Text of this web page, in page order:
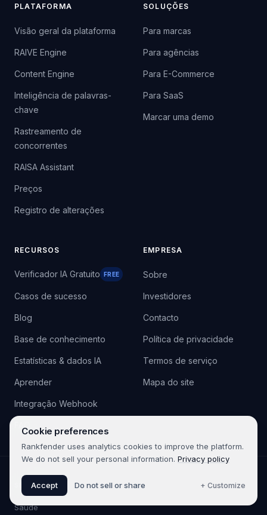
PLATAFORMA
Visão geral da plataforma
RAIVE Engine
Content Engine
Inteligência de palavras-
chave
Rastreamento de
concorrentes
RAISA Assistant
Preços
Registro de alterações
SOLUÇÕES
Para marcas
Para agências
Para E-Commerce
Para SaaS
Marcar uma demo
RECURSOS
Verificador IA Gratuito FREE
Casos de sucesso
Blog
Base de conhecimento
Estatísticas & dados IA
Aprender
Integração Webhook
EMPRESA
Sobre
Investidores
Contacto
Política de privacidade
Termos de serviço
Mapa do site
SETORES
Saúde
Cookie preferences
Rankfender uses analytics cookies to improve the platform.
We do not sell your personal information. Privacy policy
Accept Do not sell or share + Customize